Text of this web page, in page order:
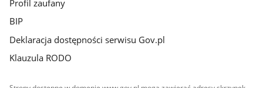
Profil zaufany
BIP
Deklaracja dostępności serwisu Gov.pl
Klauzula RODO